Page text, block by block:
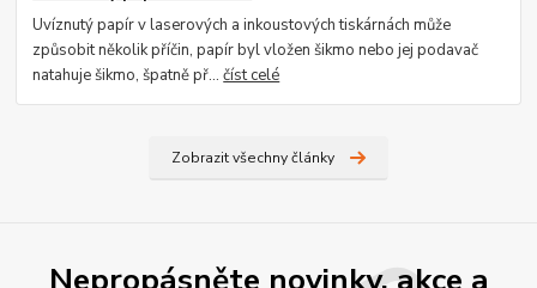
Uvíznutý papír v laserových a inkoustových tiskárnách může
způsobit několik příčin, papír byl vložen šikmo nebo jej podavač
natahuje šikmo, špatně př...číst celé
Zobrazit všechny články